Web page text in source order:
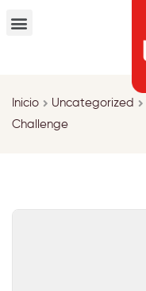
Inicio Uncategorized
Challenge